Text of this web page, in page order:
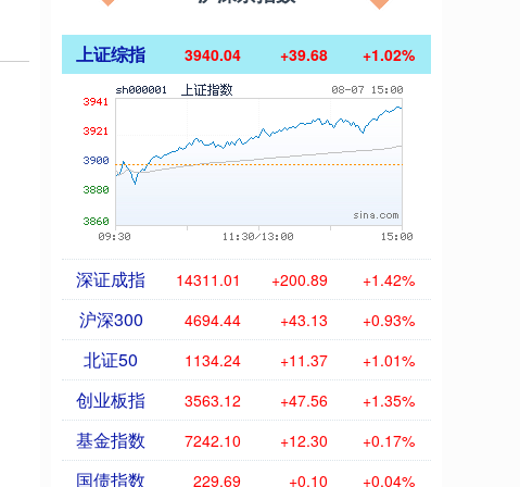
上证综指 3940.04 +39.68 +1.02%
深证成指 14311.01 +200.89 +1.42%
沪深300 4694.44 +43.13 +0.93%
北证50 1134.24 +11.37 +1.01%
创业板指 3563.12 +47.56 +1.35%
基金指数 7242.10 +12.30 +0.17%
国债指数 229.69 +0.10 +0.04%